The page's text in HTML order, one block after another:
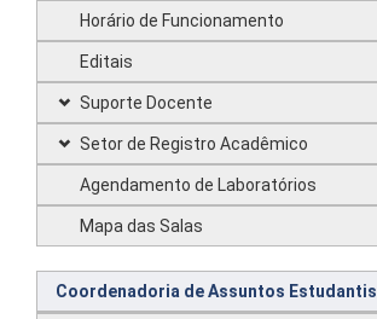
Horário de Funcionamento
Editais
Suporte Docente
Setor de Registro Acadêmico
Agendamento de Laboratórios
Mapa das Salas
Coordenadoria de Assuntos Estudantis